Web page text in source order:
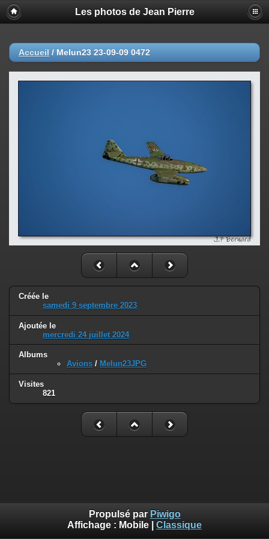
Les photos de Jean Pierre
Accueil / Melun23 23-09-09 0472
Créée le
samedi 9 septembre 2023
Ajoutée le
mercredi 24 juillet 2024
Albums
Avions / Melun23JPG
Visites
821
Propulsé par Piwigo
Affichage : Mobile Classique